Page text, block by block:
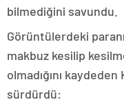
bilmediğini savundu.
Görüntülerdeki
makbuz kesilip
olmadığını
sürdürdü: